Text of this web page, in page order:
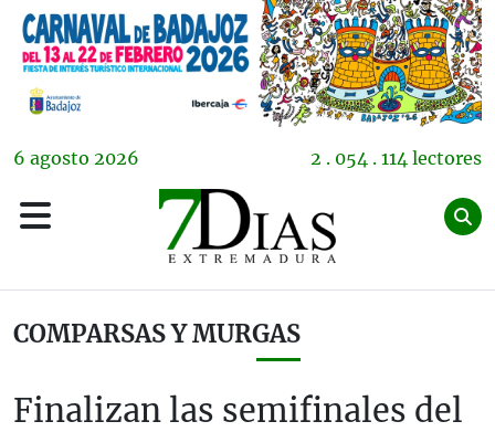
6 agosto 2026 2 . 054 . 114 lectores
COMPARSAS Y MURGAS
Finalizan las semifinales del